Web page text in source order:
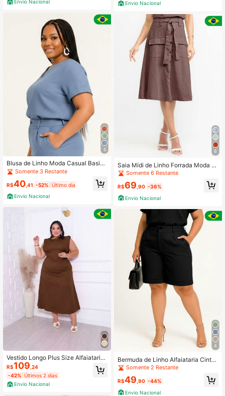
Envio Nacional
5
Blusa de Linho Moda Casual Basica
Manga Curta Dobrada
Somente 3 Restante
R$40 ,41 -52% Último dia
Envio Nacional
Vestido Longo Plus Size Alfaiataria
Manga Babado Elegante Moda Cas
ual Evangélica
R$109,24
-42% Últimos 2 dias
Envio Nacional
Envio Nacional
6
Saia Mídi de Linho Forrada Moda C
asual Elegante com Bolso e Botões
Frotais
Somente 6 Restante
R$69 ,90 -36%
Envio Nacional
4
Bermuda de Linho Alfaiataria Cintur
a Alta Bolso Lateral Moda Casual El
egante
Somente 2 Restante
R$49 ,90 -44%
Envio Nacional